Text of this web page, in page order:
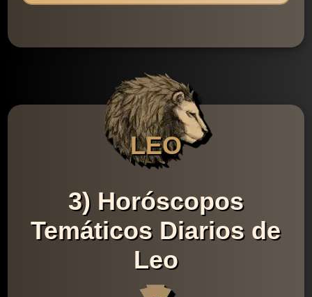
LEO
3) Horóscopos
Temáticos Diarios de
Leo